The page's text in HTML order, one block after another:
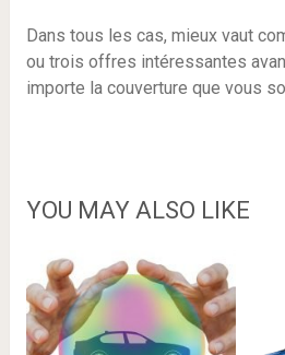
Dans tous les cas, mieux vaut
ou trois offres intéressantes
importe la couverture que vous
YOU MAY ALSO LIKE